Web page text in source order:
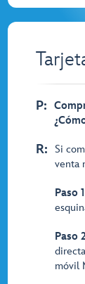
P:
R: Si
venta
Paso
Paso
móvil